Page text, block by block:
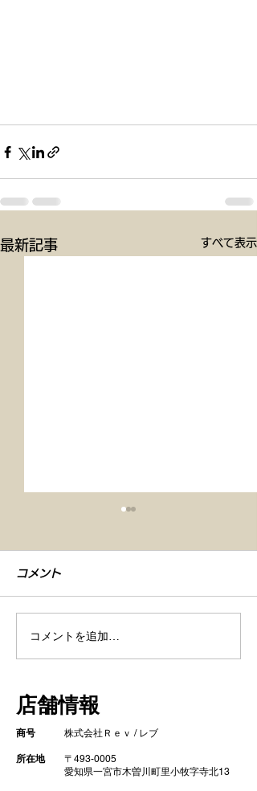
最新記事 すべて表示
【車検整備・セラミック
コメント
コメントを追加…
店舗情報
商号 株式会社Ｒｅｖ / レブ
所在地 〒493-0005
​ 愛知県一宮市木曽川町里小牧字寺北13